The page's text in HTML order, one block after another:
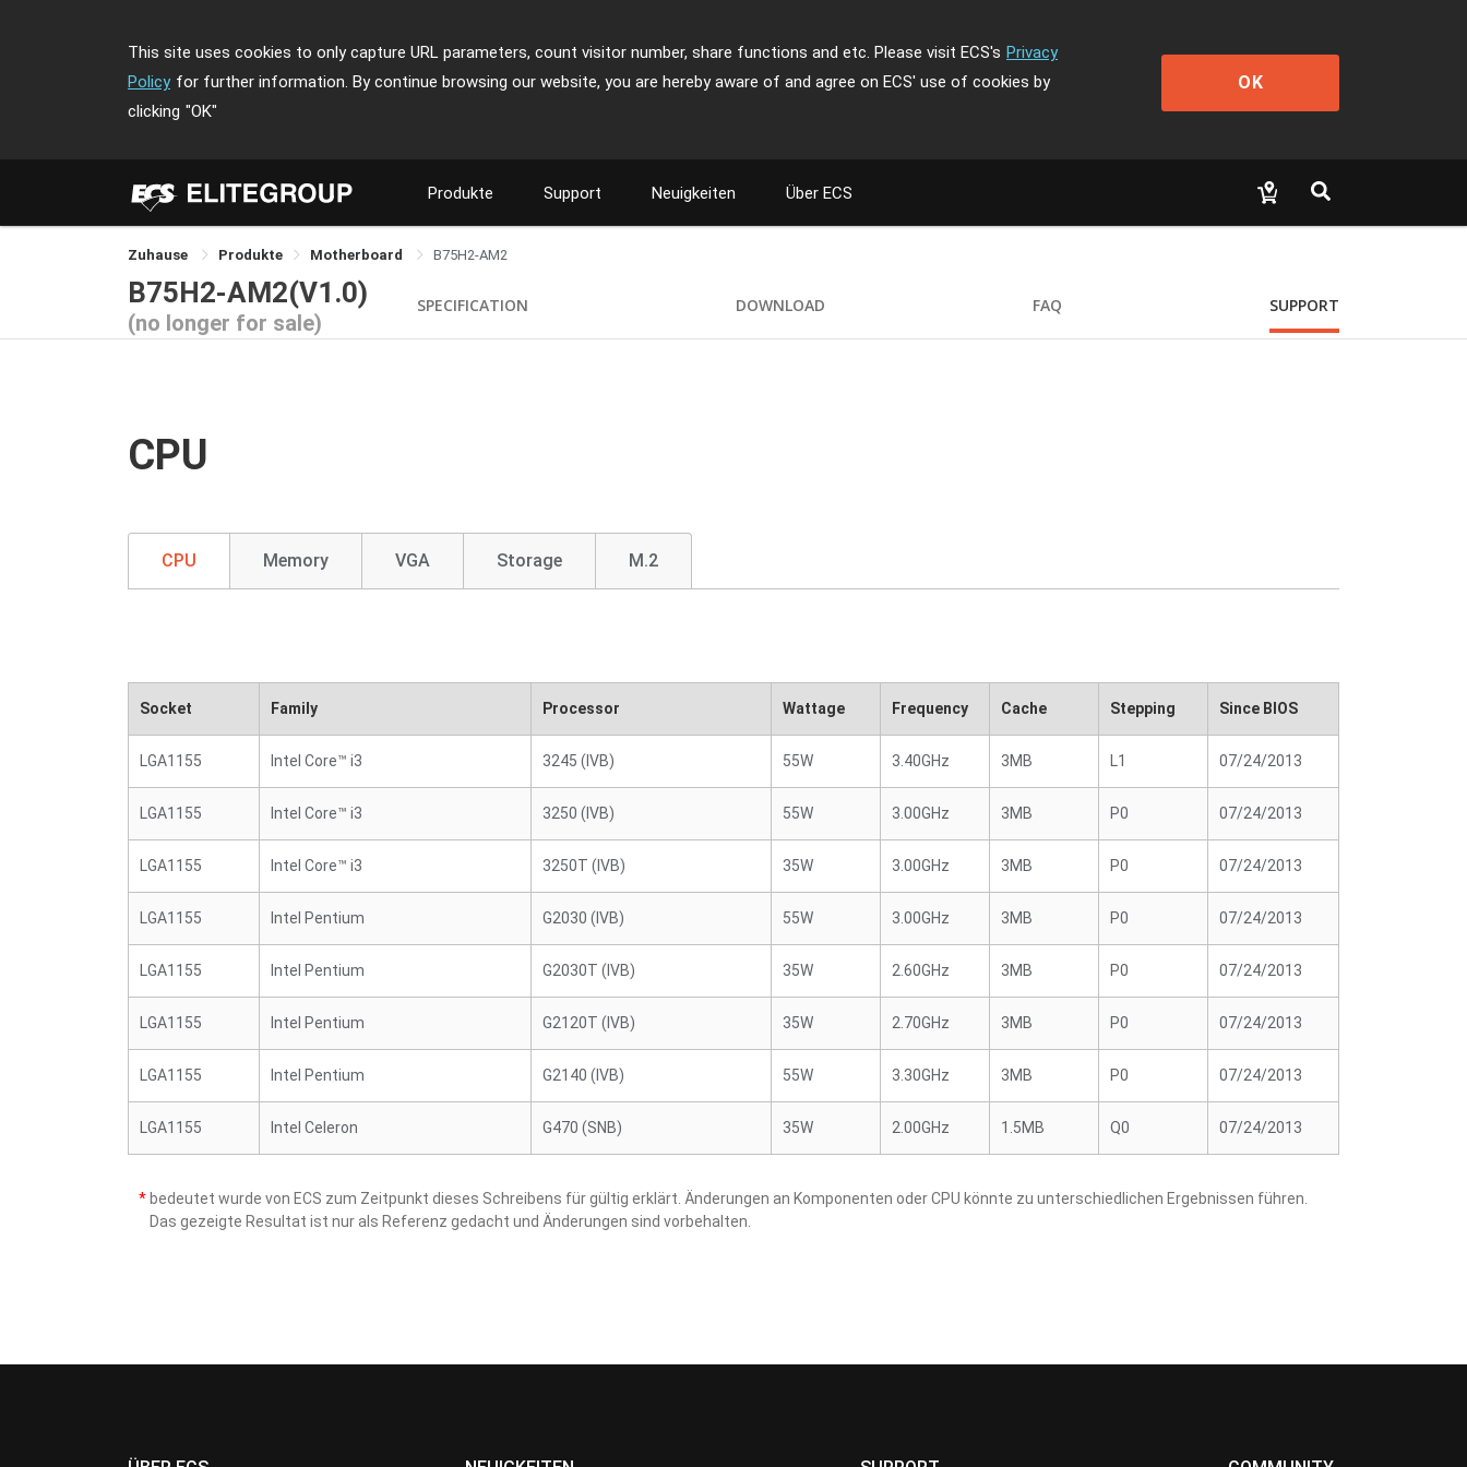
This site uses cookies to only capture URL parameters, count visitor number, share functions and etc. Please visit ECS's Privacy
Policy for further information. By continue browsing our website, you are hereby aware of and agree on ECS' use of cookies by
clicking "OK"
OK
Produkte Support Neuigkeiten Über ECS
Zuhause Produkte Motherboard B75H2-AM2
B75H2-AM2(V1.0)
(no longer for sale)
SPECIFICATION DOWNLOAD FAQ SUPPORT
CPU
CPU Memory VGA Storage M.2
Socket Family Processor Wattage Frequency Cache Stepping Since BIOS
LGA1155 Intel Core™ i3 3245 (IVB) 55W 3.40GHz 3MB L1 07/24/2013
LGA1155 Intel Core™ i3 3250 (IVB) 55W 3.00GHz 3MB P0 07/24/2013
LGA1155 Intel Core™ i3 3250T (IVB) 35W 3.00GHz 3MB P0 07/24/2013
LGA1155 Intel Pentium G2030 (IVB) 55W 3.00GHz 3MB P0 07/24/2013
LGA1155 Intel Pentium G2030T (IVB) 35W 2.60GHz 3MB P0 07/24/2013
LGA1155 Intel Pentium G2120T (IVB) 35W 2.70GHz 3MB P0 07/24/2013
LGA1155 Intel Pentium G2140 (IVB) 55W 3.30GHz 3MB P0 07/24/2013
LGA1155 Intel Celeron G470 (SNB) 35W 2.00GHz 1.5MB Q0 07/24/2013
* bedeutet wurde von ECS zum Zeitpunkt dieses Schreibens für gültig erklärt. Änderungen an Komponenten oder CPU könnte zu unterschiedlichen Ergebnissen führen.
Das gezeigte Resultat ist nur als Referenz gedacht und Änderungen sind vorbehalten.